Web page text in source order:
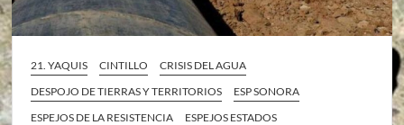
21. YAQUIS CINTILLO
CRISIS DEL AGUA
DESPOJO DE TIERRAS Y TERRITORIOS
ESP SONORA
ESPEJOS DE LA RESISTENCIA
ESPEJOS ESTADOS